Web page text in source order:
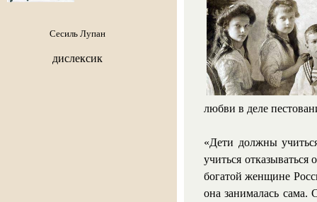
Сесиль Лупан
дислексик
любви в деле
«Дети должны
учиться
богатой женщине
она занималась сама.